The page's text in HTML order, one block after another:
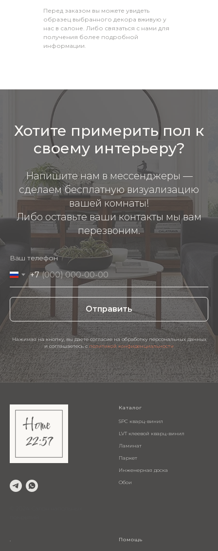
Перед заказом вы можете увидеть
образец выбранного декора вживую у
нас в салоне. Либо связаться с нами для
получения более подробной
информации.
Хотите примерить пол к
своему интерьеру?
Напишите нам в мессенджеры —
сделаем бесплатную визуализацию
вашей комнаты!
Либо оставьте ваши контакты мы вам
перезвоним.
Ваш телефон
+7
Отправить
Нажимая на кнопку, вы даете согласие на обработку персональных данных
и соглашаетесь c политикой конфиденциальности
Каталог
SPC кварц-винил
LVT клеевой кварц-винил
Ламинат
Паркет
Инженерная доска
Обои
. Помощь